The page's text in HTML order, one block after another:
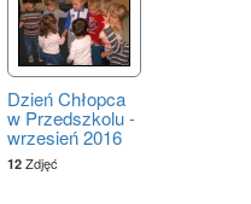
Dzień Chłopca
w Przedszkolu -
wrzesień 2016
12 Zdjęć